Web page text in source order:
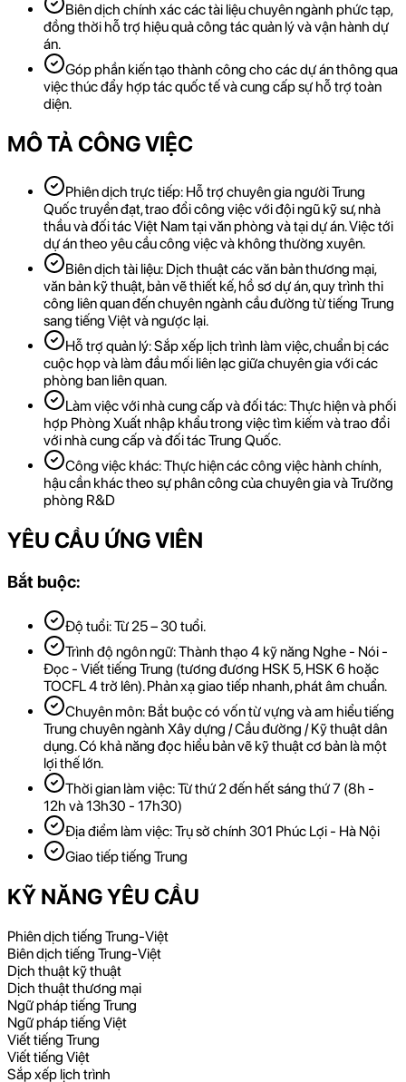
Biên dịch chính xác các tài liệu chuyên ngành phức tạp,
đồng thời hỗ trợ hiệu quả công tác quản lý và vận hành dự
án.
Góp phần kiến tạo thành công cho các dự án thông qua
việc thúc đẩy hợp tác quốc tế và cung cấp sự hỗ trợ toàn
diện.
MÔ TẢ CÔNG VIỆC
Phiên dịch trực tiếp: Hỗ trợ chuyên gia người Trung
Quốc truyền đạt, trao đổi công việc với đội ngũ kỹ sư, nhà
thầu và đối tác Việt Nam tại văn phòng và tại dự án. Việc tới
dự án theo yêu cầu công việc và không thường xuyên.
Biên dịch tài liệu: Dịch thuật các văn bản thương mại,
văn bản kỹ thuật, bản vẽ thiết kế, hồ sơ dự án, quy trình thi
công liên quan đến chuyên ngành cầu đường từ tiếng Trung
sang tiếng Việt và ngược lại.
Hỗ trợ quản lý: Sắp xếp lịch trình làm việc, chuẩn bị các
cuộc họp và làm đầu mối liên lạc giữa chuyên gia với các
phòng ban liên quan.
Làm việc với nhà cung cấp và đối tác: Thực hiện và phối
hợp Phòng Xuất nhập khẩu trong việc tìm kiếm và trao đổi
với nhà cung cấp và đối tác Trung Quốc.
Công việc khác: Thực hiện các công việc hành chính,
hậu cần khác theo sự phân công của chuyên gia và Trưởng
phòng R&D
YÊU CẦU ỨNG VIÊN
Bắt buộc:
Độ tuổi: Từ 25 – 30 tuổi.
Trình độ ngôn ngữ: Thành thạo 4 kỹ năng Nghe - Nói -
Đọc - Viết tiếng Trung (tương đương HSK 5, HSK 6 hoặc
TOCFL 4 trở lên). Phản xạ giao tiếp nhanh, phát âm chuẩn.
Chuyên môn: Bắt buộc có vốn từ vựng và am hiểu tiếng
Trung chuyên ngành Xây dựng / Cầu đường / Kỹ thuật dân
dụng. Có khả năng đọc hiểu bản vẽ kỹ thuật cơ bản là một
lợi thế lớn.
Thời gian làm việc: Từ thứ 2 đến hết sáng thứ 7 (8h -
12h và 13h30 - 17h30)
Địa điểm làm việc: Trụ sở chính 301 Phúc Lợi - Hà Nội
Giao tiếp tiếng Trung
KỸ NĂNG YÊU CẦU
Phiên dịch tiếng Trung-Việt
Biên dịch tiếng Trung-Việt
Dịch thuật kỹ thuật
Dịch thuật thương mại
Ngữ pháp tiếng Trung
Ngữ pháp tiếng Việt
Viết tiếng Trung
Viết tiếng Việt
Sắp xếp lịch trình